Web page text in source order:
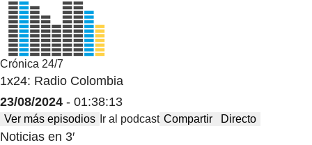
Crónica 24/7
1x24: Radio Colombia
23/08/2024 - 01:38:13
Ver más episodios Ir al podcast Compartir Directo
Noticias en 3′